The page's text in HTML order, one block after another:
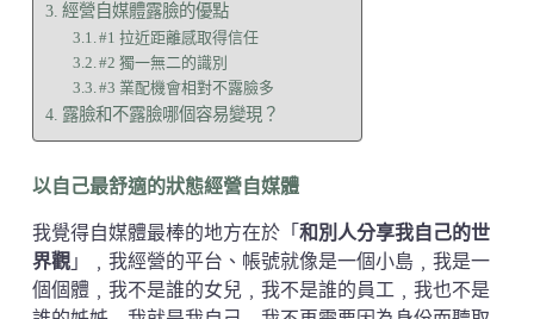
經營自媒體露臉的優點
#1 拉近距離感取得信任
#2 獨一無二的識別
#3 業配機會相對不露臉多
露臉和不露臉哪個容易變現？
以自己最舒適的狀態經營自媒體
我覺得自媒體最棒的地方在於「 和別人分享我自己的世
界觀」﹐我經營的平台、帳號就像是一個小島﹐我是一
個個體﹐我不是誰的女兒﹐我不是誰的員工﹐我也不是